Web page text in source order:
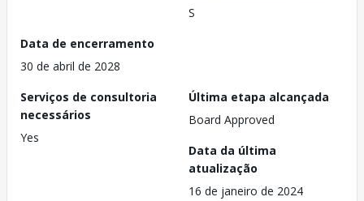
S
Data de encerramento
30 de abril de 2028
Serviços de consultoria
necessários
Yes
Última etapa alcançada
Board Approved
Data da última
atualização
16 de janeiro de 2024